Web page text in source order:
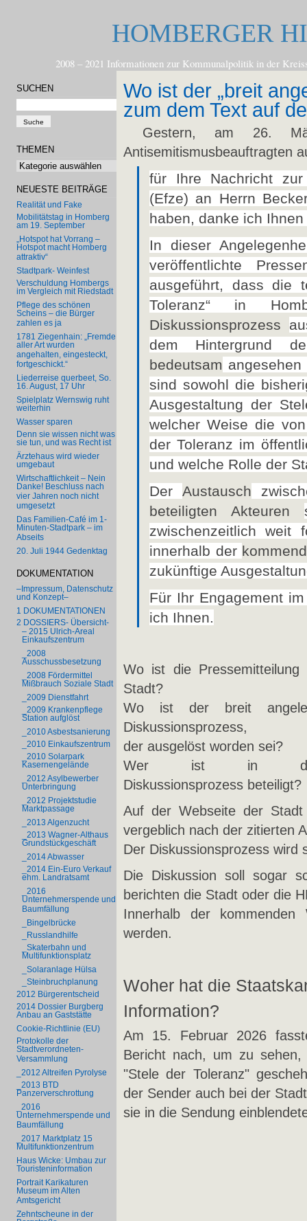
HOMBERGER
2008 – 2021 Informationen zur Kommunalpolitik in der
SUCHEN
THEMEN
Themen
NEUESTE BEITRÄGE
Realität und Fake
Mobilitätstag in Homberg
am 19. September
„Hotspot hat Vorrang –
Hotspot macht Homberg
attraktiv“
Stadtpark- Weinfest
Verschuldung Hombergs
im Vergleich mit Riedstadt
Pflege des schönen
Scheins – die Bürger
zahlen es ja
1781 Ziegenhain: „Fremde
aller Art wurden
angehalten, eingesteckt,
fortgeschickt.“
Liederreise querbeet, So.
16. August, 17 Uhr
Spielplatz Wernswig ruht
weiterhin
Wasser sparen
Denn sie wissen nicht was
sie tun, und was Recht ist
Ärztehaus wird wieder
umgebaut
Wirtschaftlichkeit – Nein
Danke! Beschluss nach
vier Jahren noch nicht
umgesetzt
Das Familien-Café im 1-
Minuten-Stadtpark – im
Abseits
20. Juli 1944 Gedenktag
DOKUMENTATION
–Impressum, Datenschutz
und Konzept–
1 DOKUMENTATIONEN
2 DOSSIERS- Übersicht-
– 2015 Ulrich-Areal
Einkaufszentrum
_2008
Ausschussbesetzung
_2008 Fördermittel
Mißbrauch Soziale Stadt
_2009 Dienstfahrt
_2009 Krankenpflege
Station aufglöst
_2010 Asbestsanierung
_2010 Einkaufszentrum
_2010 Solarpark
Kasernengelände
_2012 Asylbewerber
Unterbringung
_2012 Projektstudie
Marktpassage
_2013 Algenzucht
_2013 Wagner-Althaus
Grundstückgeschäft
_2014 Abwasser
_2014 Ein-Euro Verkauf
ehm. Landratsamt
_2016
Unternehmerspende und
Baumfällung
_Bingelbrücke
_Russlandhilfe
_Skaterbahn und
Multifunktionsplatz
_Solaranlage Hülsa
_Steinbruchplanung
2012 Bürgerentscheid
2014 Dossier Burgberg
Anbau an Gaststätte
Cookie-Richtlinie (EU)
Protokolle der
Stadtverordneten-
Versammlung
_2012 Altreifen Pyrolyse
_2013 BTD
Panzerverschrottung
_2016
Unternehmerspende und
Baumfällung
_2017 Marktplatz 15
Multifunktionzentrum
Haus Wicke: Umbau zur
Touristeninformation
Portrait Karikaturen
Museum im Alten
Amtsgericht
Zehntscheune in der
Wo ist der „breit
zum dem Text auf
Gestern, am 26.
Antisemitismusbeauftragten
für Ihre Nachricht zur
(Efze) an Herrn
haben, danke ich
In dieser
veröffentlichte
ausgeführt, dass die
Toleranz“ in
Diskussionsprozess
dem Hintergrund
bedeutsam
sind sowohl die
Ausgestaltung der
welcher Weise die
der Toleranz im
und welche Rolle der
Der Austausch
beteiligten Akteuren
zwischenzeitlich weit
innerhalb der
zukünftige
Für Ihr Engagement
ich Ihnen.
Wo ist die Pressemitteilung
Stadt?
Wo ist der breit
Diskussionsprozess,
der ausgelöst worden sei?
Wer ist in
Diskussionsprozess beteiligt?
Auf der Webseite der
vergeblich nach der zitierten
Der Diskussionsprozess wird
Die Diskussion soll sogar
berichten die Stadt oder die
Innerhalb der
werden.
Woher hat die
Information?
Am 15. Februar 2026
Bericht nach, um zu
"Stele der Toleranz"
der Sender auch bei der
sie in die Sendung